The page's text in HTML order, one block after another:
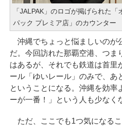
「JALPAK」のロゴが掲げられた「
パック プレミア店」のカウンター
沖縄でちょっと悩ましいのが
だ。今回訪れた那覇空港、つま
はあるが、それでも鉄道は首里
ール「ゆいレール」のみで、あ
ということになる。沖縄を効率
ーが一番！」という人も少なく
ただ、ここでも1つ気になる